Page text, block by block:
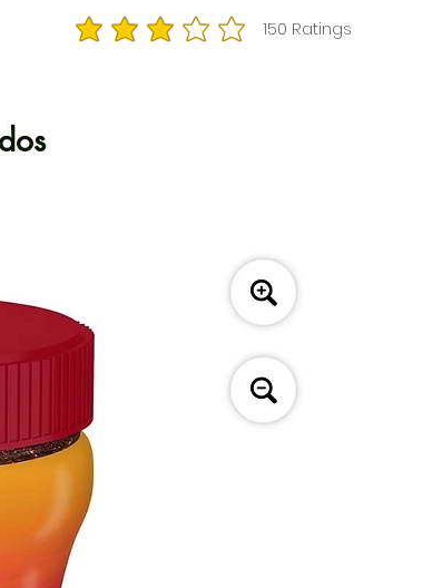
el pie de atleta de 14 g (0.5 oz)
ofrece un rendimiento confiable
150 Ratings
la calificación promedio es 3 de 5, basada en